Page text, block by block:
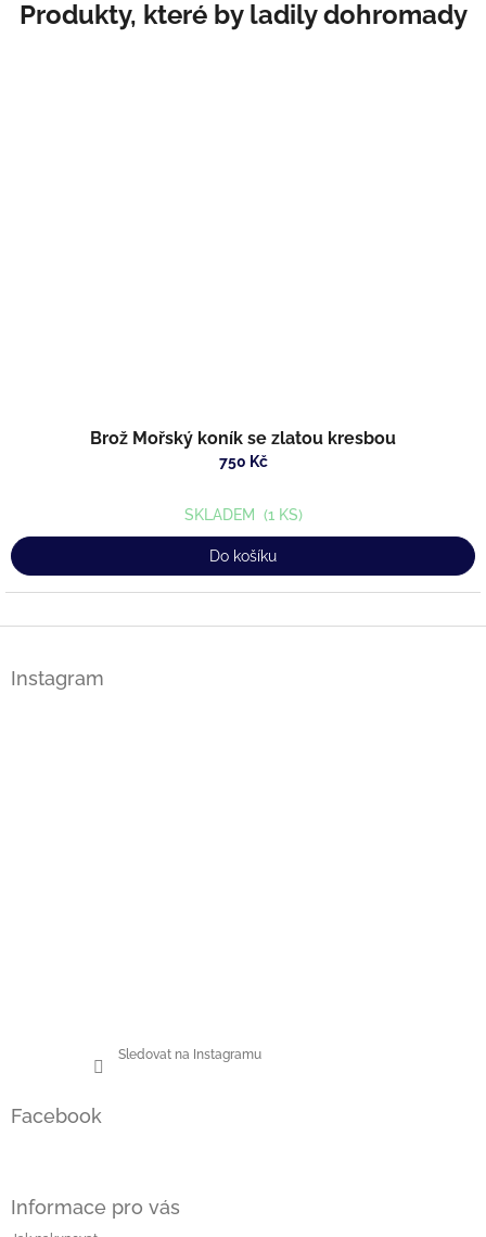
Brož Mořský koník se zlatou kresbou
750 Kč
SKLADEM (1 KS)
Do košíku
Instagram
Sledovat na Instagramu
Facebook
Informace pro vás